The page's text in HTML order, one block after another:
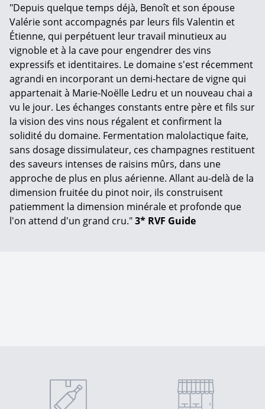
"Depuis quelque temps déjà, Benoît et son épouse
Valérie sont accompagnés par leurs fils Valentin et
Étienne, qui perpétuent leur travail minutieux au
vignoble et à la cave pour engendrer des vins
expressifs et identitaires. Le domaine s'est récemment
agrandi en incorporant un demi-hectare de vigne qui
appartenait à Marie-Noëlle Ledru et un nouveau chai a
vu le jour. Les échanges constants entre père et fils sur
la vision des vins nous régalent et confirment la
solidité du domaine. Fermentation malolactique faite,
sans dosage dissimulateur, ces champagnes restituent
des saveurs intenses de raisins mûrs, dans une
approche de plus en plus aérienne. Allant au-delà de la
dimension fruitée du pinot noir, ils construisent
patiemment la dimension minérale et profonde que
l'on attend d'un grand cru."3* RVF Guide